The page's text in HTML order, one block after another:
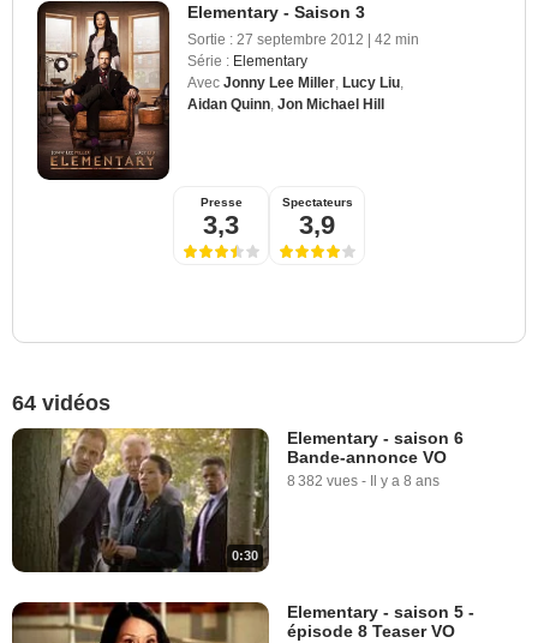
Elementary - Saison 3
Sortie : 27 septembre 2012 | 42 min
Série : Elementary
Avec Jonny Lee Miller Lucy Liu
Aidan Quinn Jon Michael Hill
Presse
3,3
Spectateurs
3,9
64 vidéos
0:30
Elementary - saison 6
Bande-annonce VO
8 382 vues - Il y a 8 ans
Elementary - saison 5 -
épisode 8 Teaser VO